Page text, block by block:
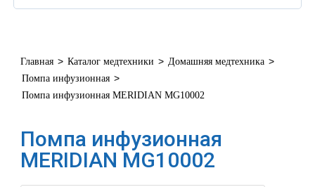
Главная > Каталог медтехники > Домашняя медтехника >
Помпа инфузионная >
Помпа инфузионная MERIDIAN MG10002
Помпа инфузионная
MERIDIAN MG10002